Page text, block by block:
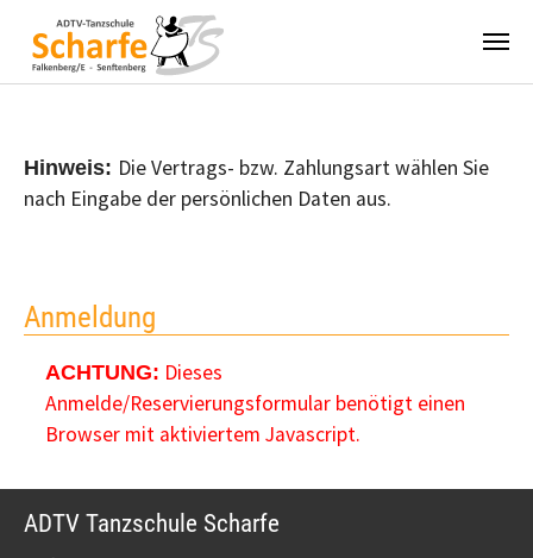
Hinweis: Die Vertrags- bzw. Zahlungsart wählen Sie
nach Eingabe der persönlichen Daten aus.
Anmeldung
ACHTUNG: Dieses
Anmelde/Reservierungsformular benötigt einen
Browser mit aktiviertem Javascript.
ADTV Tanzschule Scharfe